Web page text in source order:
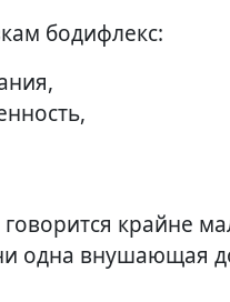
бодифлекс:
крайне
одна внушающая